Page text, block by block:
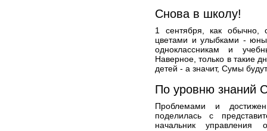
Снова в школу!
1 сентября, как обычно,
цветами и улыбками -
одноклассникам и
Наверное, только в такие
детей - а значит, Сумы
По уровню знаний
Проблемами и
поделилась с
начальник